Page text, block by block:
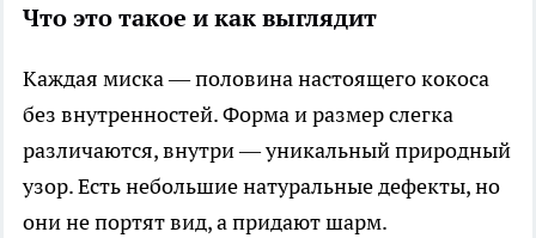
Что это такое и как выглядит
Каждая миска — половина настоящего кокоса
без внутренностей. Форма и размер слегка
различаются, внутри — уникальный природный
узор. Есть небольшие натуральные дефекты, но
они не портят вид, а придают шарм.